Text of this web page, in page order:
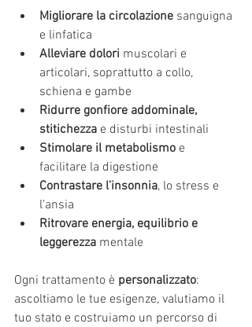
Migliorare la circolazione sanguigna
e linfatica
Alleviare dolori muscolari e
articolari, soprattutto a collo,
schiena e gambe
Ridurre gonfiore addominale,
stitichezza e disturbi intestinali
Stimolare il metabolismo e
facilitare la digestione
Contrastare l’insonnia, lo stress e
l’ansia
Ritrovare energia, equilibrio e
leggerezza mentale
Ogni trattamento è personalizzato:
ascoltiamo le tue esigenze, valutiamo il
tuo stato e costruiamo un percorso di